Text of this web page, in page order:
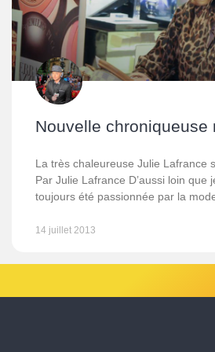
Nouvelle chroniqueuse
La très chaleureuse Julie Lafrance
Par Julie Lafrance D’aussi loin que
toujours été passionnée par la
14 juillet 2013